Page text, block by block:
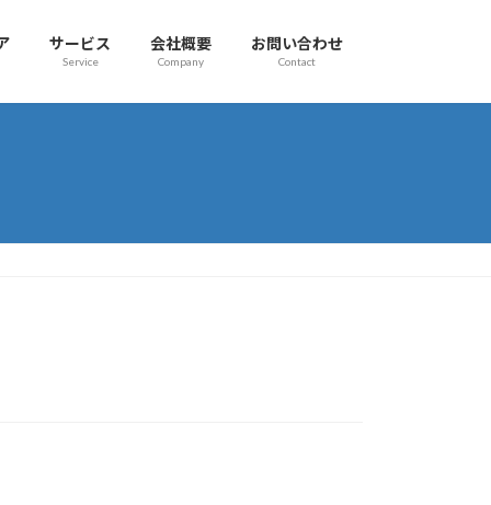
サービス
Service
会社概要
Company
お問い合わせ
Contact